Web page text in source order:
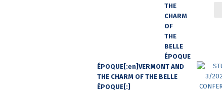
ÉPOQUE[:en]VERMONT AND
THE CHARM OF THE BELLE
ÉPOQUE[:]